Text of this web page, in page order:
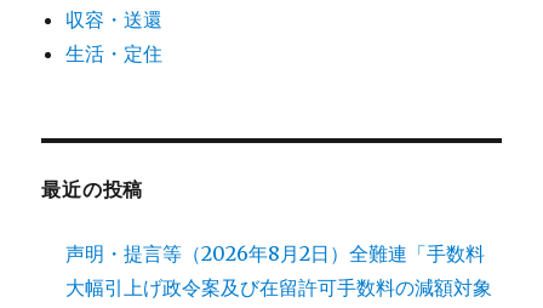
収容・送還
生活・定住
最近の投稿
声明・提言等（2026年8月2日）全難連「手数料
大幅引上げ政令案及び在留許可手数料の減額対象